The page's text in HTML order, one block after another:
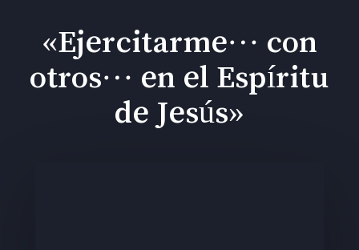
«Ejercitarme… con
otros… en el Espíritu
de Jesús»